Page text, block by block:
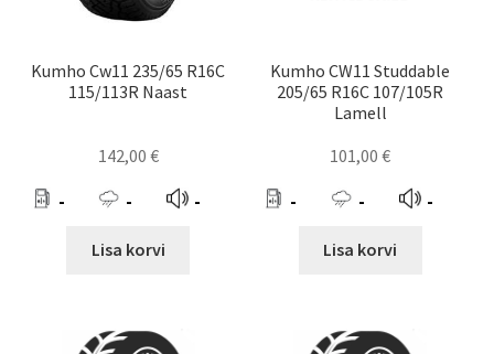
Kumho Cw11 235/65 R16C
115/113R Naast
142,00 €
- - -
Lisa korvi
Kumho CW11 Studdable
205/65 R16C 107/105R
Lamell
101,00€
- - -
Lisa korvi